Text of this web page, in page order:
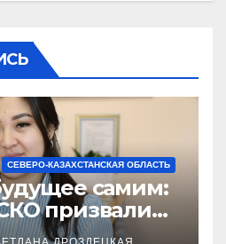
СЕВЕРО-КАЗАХСТАНСКАЯ ОБЛАСТЬ
самим:
призвали
в стороне 23